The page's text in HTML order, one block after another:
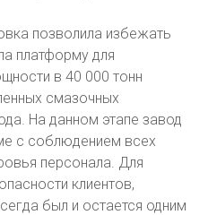
позволила избежать
платформу для
в 40 000 тонн
смазочных
На данном этапе завод
с соблюдением всех
персонала. Для
клиентов,
был и остается одним